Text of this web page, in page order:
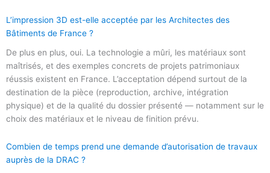
L’impression 3D est-elle acceptée par les Architectes des
Bâtiments de France ?
De plus en plus, oui. La technologie a mûri, les matériaux sont
maîtrisés, et des exemples concrets de projets patrimoniaux
réussis existent en France. L’acceptation dépend surtout de la
destination de la pièce (reproduction, archive, intégration
physique) et de la qualité du dossier présenté — notamment sur le
choix des matériaux et le niveau de finition prévu.
Combien de temps prend une demande d’autorisation de travaux
auprès de la DRAC ?